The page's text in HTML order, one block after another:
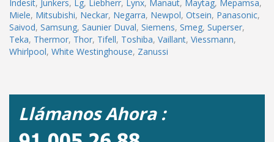
Indesit, Junkers, Lg, Liebherr, Lynx, Manaut, Maytag, Mepamsa,
Miele, Mitsubishi, Neckar, Negarra, Newpol, Otsein, Panasonic,
Saivod, Samsung, Saunier Duval, Siemens, Smeg, Superser,
Teka, Thermor, Thor, Tifell, Toshiba, Vaillant, Viessmann,
Whirlpool, White Westinghouse, Zanussi
Llámanos Ahora :